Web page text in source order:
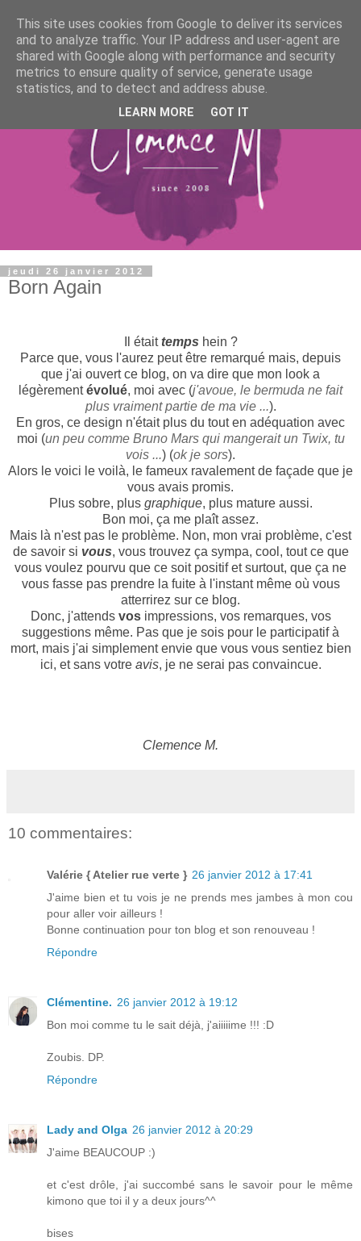
jeudi 26 janvier 2012
Born Again
Il étaittemps hein ?
Parce que, vous l'aurez peut être remarqué mais, depuis
que j'ai ouvert ce blog, on va dire que mon look a
légèrementévolué, moi avec (j'avoue, le bermuda ne fait
plus vraiment partie de ma vie ...).
En gros, ce design n'était plus du tout en adéquation avec
moi (un peu comme Bruno Mars qui mangerait un Twix, tu
vois ...) (ok je sors).
Alors le voici le voilà, le fameux ravalement de façade que je
vous avais promis.
Plus sobre, plus graphique, plus mature aussi.
Bon moi, ça me plaît assez.
Mais là n'est pas le problème. Non, mon vrai problème, c'est
de savoir si vous, vous trouvez ça sympa, cool, tout ce que
vous voulez pourvu que ce soit positif et surtout, que ça ne
vous fasse pas prendre la fuite à l'instant même où vous
atterrirez sur ce blog.
Donc, j'attends vosimpressions, vos remarques, vos
suggestions même. Pas que je sois pour le participatif à
mort, mais j'ai simplement envie que vous vous sentiez bien
ici, et sans votre avis, je ne serai pas convaincue.
Clemence M.
10 commentaires:
Valérie { Atelier rue verte } 26 janvier 2012 à 17:41
J'aime bien et tu vois je ne prends mes jambes à mon cou
pour aller voir ailleurs !
Bonne continuation pour ton blog et son renouveau !
Répondre
Clémentine. 26 janvier 2012 à 19:12
Bon moi comme tu le sait déjà, j'aiiiiime !!! :D
Zoubis. DP.
Répondre
Lady and Olga 26 janvier 2012 à 20:29
J'aime BEAUCOUP :)
et c'est drôle, j'ai succombé sans le savoir pour le même
kimono que toi il y a deux jours^^
bises
This site uses cookies from Google to deliver its services
and to analyze traffic. Your IP address and user-agent are
shared with Google along with performance and security
metrics to ensure quality of service, generate usage
statistics, and to detect and address abuse.
LEARN MORE GOT IT